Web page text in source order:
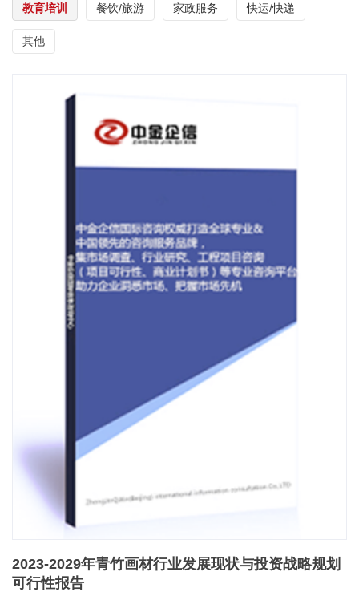
教育培训 餐饮/旅游 家政服务 快运/快递
其他
2023-2029年青竹画材行业发展现状与投资战略规划
可行性报告